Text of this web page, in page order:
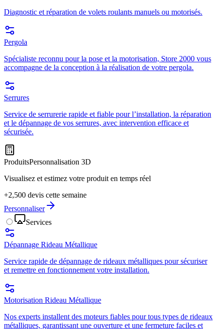
Diagnostic et réparation de volets roulants manuels ou motorisés.
Pergola
Spécialiste reconnu pour la pose et la motorisation, Store 2000 vous
accompagne de la conception à la réalisation de votre pergola.
Serrures
Service de serrurerie rapide et fiable pour l’installation, la réparation
et le dépannage de vos serrures, avec intervention efficace et
sécurisée.
ProduitsPersonnalisation 3D
Visualisez et estimez votre produit en temps réel
+2,500 devis cette semaine
Personnaliser
Services
Dépannage Rideau Métallique
Service rapide de dépannage de rideaux métalliques pour sécuriser
et remettre en fonctionnement votre installation.
Motorisation Rideau Métallique
Nos experts installent des moteurs fiables pour tous types de rideaux
métalliques, garantissant une ouverture et une fermeture faciles et